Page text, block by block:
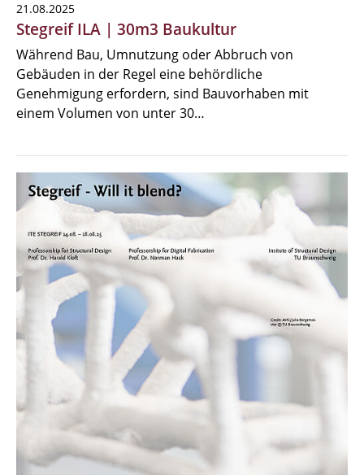
21.08.2025
Stegreif ILA | 30m3 Baukultur
Während Bau, Umnutzung oder Abbruch von
Gebäuden in der Regel eine behördliche
Genehmigung erfordern, sind Bauvorhaben mit
einem Volumen von unter 30…